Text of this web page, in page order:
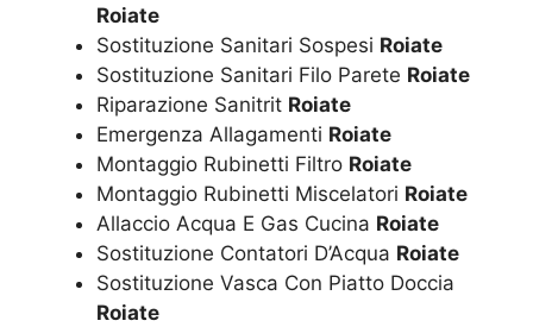
Roiate
Sostituzione Sanitari Sospesi Roiate
Sostituzione Sanitari Filo Parete Roiate
Riparazione Sanitrit Roiate
Emergenza Allagamenti Roiate
Montaggio Rubinetti Filtro Roiate
Montaggio Rubinetti Miscelatori Roiate
Allaccio Acqua E Gas Cucina Roiate
Sostituzione Contatori D’Acqua Roiate
Sostituzione Vasca Con Piatto Doccia
Roiate